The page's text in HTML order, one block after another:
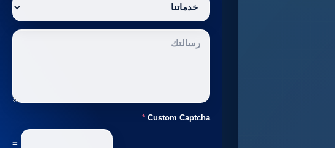
Custom Captcha
*
=